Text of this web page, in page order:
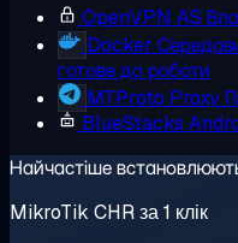
OpenVPN AS
Docker
готове до роботи
MTProto Proxy
BlueStacks
Найчастіше
MikroTik CHR за 1 клік